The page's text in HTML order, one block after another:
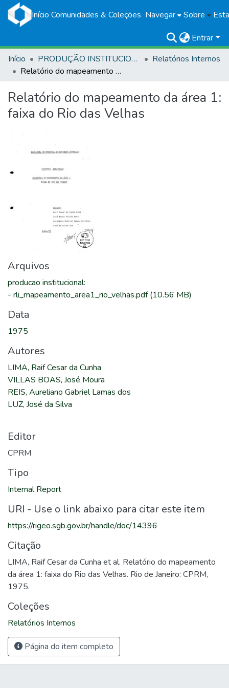
Início Comunidades & Coleções Navegar Sobre
Entrar
Início
PRODUÇÃO INSTITUCIONAL
Relatórios Internos
Relatório do mapeamento da área 1: faixa do Rio das Velhas
Relatório do mapeamento da área 1:
faixa do Rio das Velhas
Arquivos
producao institucional:
- rli_mapeamento_area1_rio_velhas.pdf(10.56 MB)
Data
1975
Autores
LIMA, Raif Cesar da Cunha
VILLAS BOAS, José Moura
REIS, Aureliano Gabriel Lamas dos
LUZ, José da Silva
Editor
CPRM
Tipo
Internal Report
URI - Use o link abaixo para citar este item
https://rigeo.sgb.gov.br/handle/doc/14396
Citação
LIMA, Raif Cesar da Cunha et al. Relatório do mapeamento
da área 1: faixa do Rio das Velhas. Rio de Janeiro: CPRM,
1975.
Coleções
Relatórios Internos
Página do item completo